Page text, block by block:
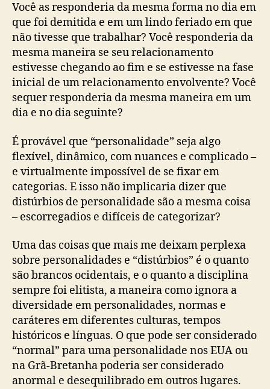
Você as responderia da mesma forma no dia em
que foi demitida e em um lindo feriado em que
não tivesse que trabalhar? Você responderia da
mesma maneira se seu relacionamento
estivesse chegando ao fim e se estivesse na fase
inicial de um relacionamento envolvente? Você
sequer responderia da mesma maneira em um
dia e no dia seguinte?
É provável que “personalidade” seja algo
flexível, dinâmico, com nuances e complicado –
e virtualmente impossível de se fixar em
categorias. E isso não implicaria dizer que
distúrbios de personalidade são a mesma coisa
– escorregadios e difíceis de categorizar?
Uma das coisas que mais me deixam perplexa
sobre personalidades e “distúrbios” é o quanto
são brancos ocidentais, e o quanto a disciplina
sempre foi elitista, a maneira como ignora a
diversidade em personalidades, normas e
caráteres em diferentes culturas, tempos
históricos e línguas. O que pode ser considerado
“normal” para uma personalidade nos EUA ou
na Grã-Bretanha poderia ser considerado
anormal e desequilibrado em outros lugares.